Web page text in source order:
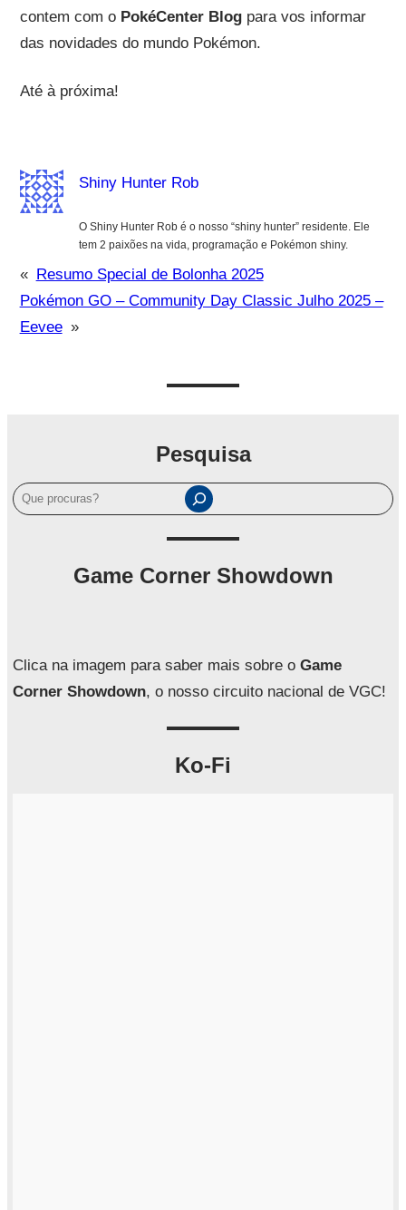
contem com o PokéCenter Blogpara vos informar
das novidades do mundo Pokémon.
Até à próxima!
Shiny Hunter Rob
O Shiny Hunter Rob é o nosso “shiny hunter” residente. Ele
tem 2 paixões na vida, programação e Pokémon shiny.
« Resumo Special de Bolonha 2025
Pokémon GO – Community Day Classic Julho 2025 –
Eevee »
Pesquisa
P
e
a
Game Corner Showdown
Clica na imagem para saber mais sobre o Game
Corner Showdown, o nosso circuito nacional de VGC!
Ko-Fi